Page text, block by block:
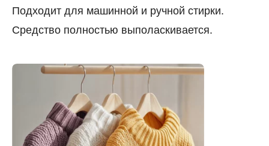
Подходит для машинной и ручной стирки.
Средство полностью выполаскивается.